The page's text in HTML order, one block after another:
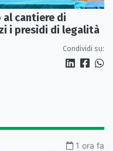
al cantiere di
i presìdi di legalità
Condividi su:
1 ora fa